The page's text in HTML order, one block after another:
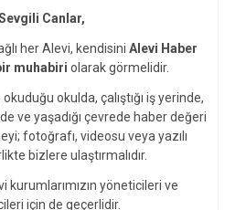
Canlar,
her Alevi, kendisini Alevi Haber
muhabiri olarak görmelidir.
okulda, çalıştığı iş yerinde,
ve yaşadığı çevrede haber değeri
fotoğrafı, videosu veya yazılı
bizlere ulaştırmalıdır.
kurumlarımızın yöneticileri ve
için de geçerlidir.